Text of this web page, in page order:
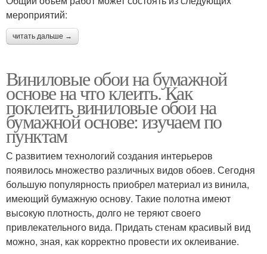
мероприятий:
читать дальше →
Виниловые обои на бумажной
основе на что клеить. Как
поклеить виниловые обои на
бумажной основе: изучаем по
пунктам
С развитием технологий создания интерьеров
появилось множество различных видов обоев. Сегодня
большую популярность приобрел материал из винила,
имеющий бумажную основу. Такие полотна имеют
высокую плотность, долго не теряют своего
привлекательного вида. Придать стенам красивый вид
можно, зная, как корректно провести их оклеивание.